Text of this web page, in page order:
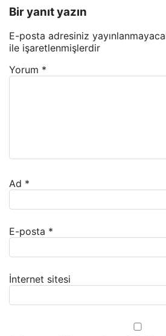
Bir yanıt yazın
E-posta adresiniz
ile işaretlenmişlerdir
Yorum *
Ad *
E-posta *
İnternet sitesi